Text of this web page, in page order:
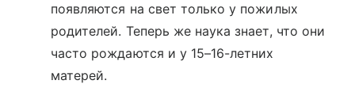
появляются на свет только у пожилых
родителей. Теперь же наука знает, что они
часто рождаются и у 15–16-летних
матерей.